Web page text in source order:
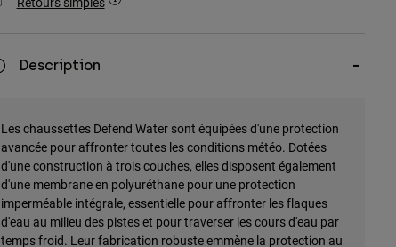
Description
Les chaussettes Defend Water sont équipées d'une protection
avancée pour affronter toutes les conditions météo. Dotées
d'une construction à trois couches, elles disposent également
d'une membrane en polyuréthane pour une protection
imperméable intégrale, essentielle pour affronter les flaques
d'eau au milieu des pistes et pour traverser les cours d'eau par
temps froid. Leur fabrication robuste emmène la protection au